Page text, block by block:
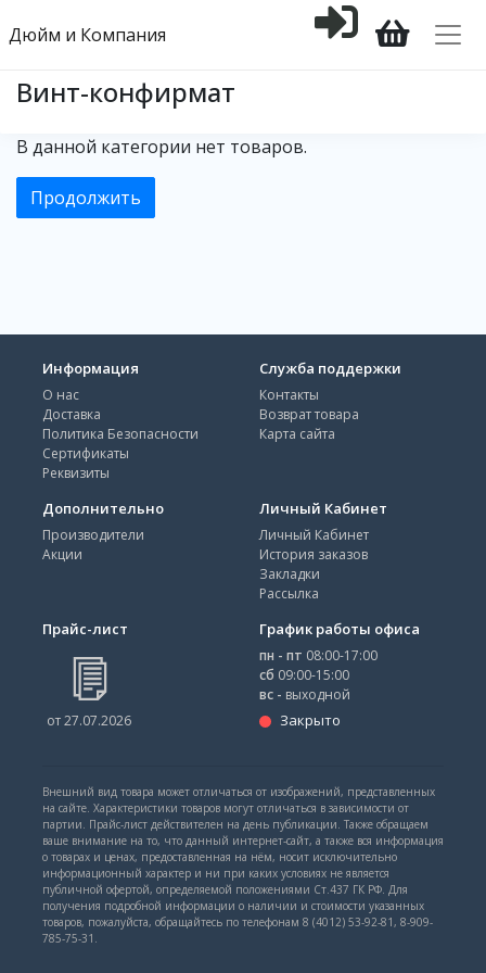
Дюйм и Компания
Винт-конфирмат
В данной категории нет товаров.
Продолжить
Информация
О нас
Доставка
Политика Безопасности
Сертификаты
Реквизиты
Служба поддержки
Контакты
Возврат товара
Карта сайта
Дополнительно
Производители
Акции
Личный Кабинет
Личный Кабинет
История заказов
Закладки
Рассылка
Прайс-лист
от 27.07.2026
График работы офиса
пн - пт 08:00-17:00
сб 09:00-15:00
вс - выходной
Закрыто
Внешний вид товара может отличаться от изображений, представленных
на сайте. Характеристики товаров могут отличаться в зависимости от
партии. Прайс-лист действителен на день публикации. Также обращаем
ваше внимание на то, что данный интернет-сайт, а также вся информация
о товарах и ценах, предоставленная на нём, носит исключительно
информационный характер и ни при каких условиях не является
публичной офертой, определяемой положениями Ст.437 ГК РФ. Для
получения подробной информации о наличии и стоимости указанных
товаров, пожалуйста, обращайтесь по телефонам 8 (4012) 53-92-81, 8-909-
785-75-31.